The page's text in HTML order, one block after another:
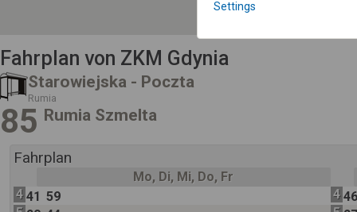
Fahrplan von ZKM Gdynia
Starowiejska - Poczta
Rumia
85 Rumia Szmelta
Fahrplan
Mo, Di, Mi, Do, Fr
4 41 59
4
Settings